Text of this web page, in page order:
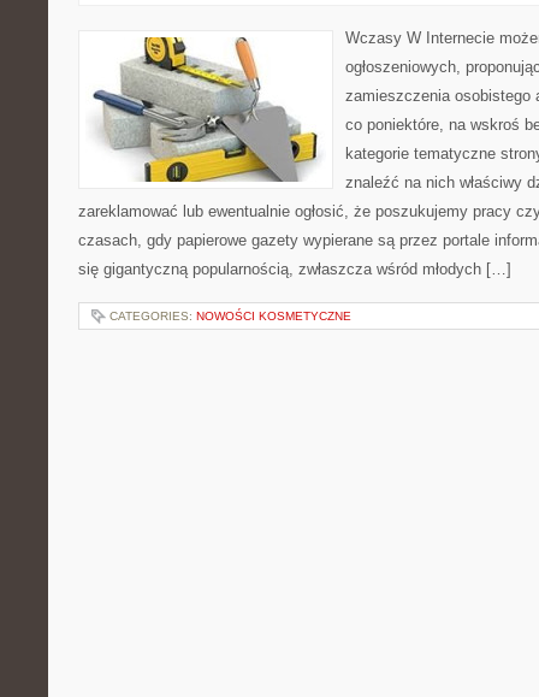
Wczasy W Internecie
ogłoszeniowych,
zamieszczenia osobistego
co poniektóre, na wskroś
kategorie tematyczne
znaleźć na nich właściwy
zareklamować lub ewentualnie ogłosić, że poszukujemy pracy
czasach, gdy papierowe gazety wypierane są przez portale
się gigantyczną popularnością, zwłaszcza wśród młodych […]
CATEGORIES: NOWOŚCI KOSMETYCZNE